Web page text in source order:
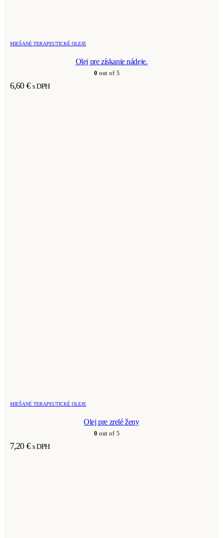
MIEŠANÉ TERAPEUTICKÉ OLEJE
Olej pre získanie nádeje.
0 out of 5
6,60 € s DPH
MIEŠANÉ TERAPEUTICKÉ OLEJE
Olej pre zrelé ženy
0 out of 5
7,20 € s DPH